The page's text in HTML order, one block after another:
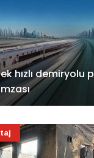
hızlı demiryolu